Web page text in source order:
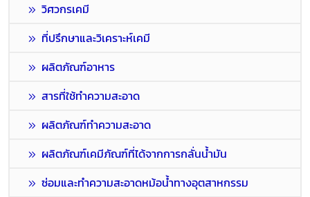
วิศวกรเคมี
ที่ปรึกษาและวิเคราะห์เคมี
ผลิตภัณฑ์อาหาร
สารที่ใช้ทำความสะอาด
ผลิตภัณฑ์ทำความสะอาด
ผลิตภัณฑ์เคมีภัณฑ์ที่ได้จากการกลั่นน้ำมัน
ซ่อมและทำความสะอาดหม้อน้ำทางอุตสาหกรรม